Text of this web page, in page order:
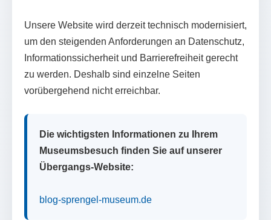
Unsere Website wird derzeit technisch modernisiert,
um den steigenden Anforderungen an Datenschutz,
Informationssicherheit und Barrierefreiheit gerecht
zu werden. Deshalb sind einzelne Seiten
vorübergehend nicht erreichbar.
Die wichtigsten Informationen zu Ihrem
Museumsbesuch finden Sie auf unserer
Übergangs-Website:
blog-sprengel-museum.de